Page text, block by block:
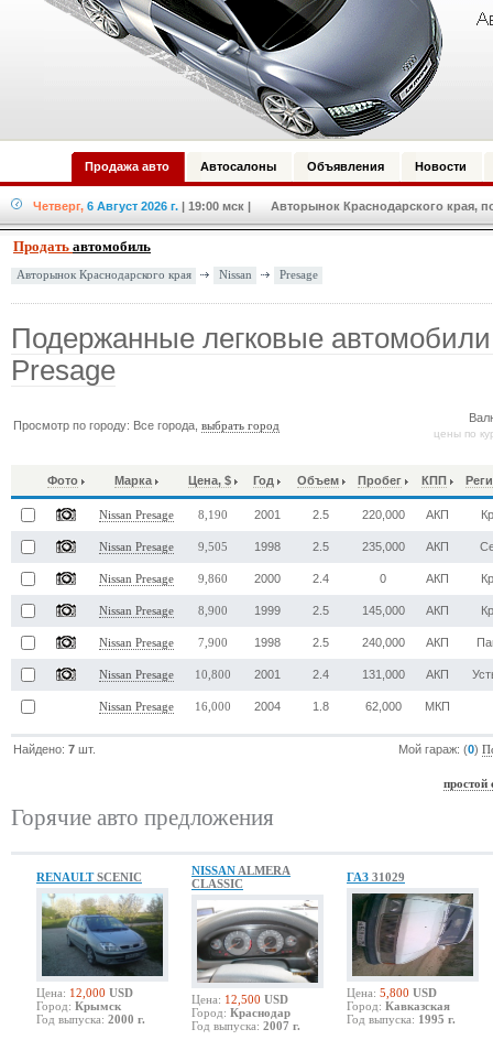
Продажа авто Автосалоны Объявления Новости
Четверг, 6 Август 2026 г. | 19:00 мск | Авторынок Краснодарского края,
Продать автомобиль
Авторынок Краснодарского края Nissan Presage
Подержанные легковые
Presage
Просмотр по городу: Все города,выбрать город
цены по
Фото Марка Цена, $ Год Объем Пробег КПП
Nissan Presage 8,190 2001 2.5 220,000 АКП
Nissan Presage 9,505 1998 2.5 235,000 АКП
Nissan Presage 9,860 2000 2.4 0 АКП
Nissan Presage 8,900 1999 2.5 145,000 АКП
Nissan Presage 7,900 1998 2.5 240,000 АКП
Nissan Presage 10,800 2001 2.4 131,000 АКП
Nissan Presage 16,000 2004 1.8 62,000 МКП
Найдено:7 шт. Мой гараж: (0)
простой
Горячие авто предложения
RENAULTSCENIC
Цена: 12,000 USD
Город: Крымск
Год выпуска: 2000 г.
NISSAN ALMERA
CLASSIC
Цена: 12,500 USD
Город: Краснодар
Год выпуска: 2007 г.
ГАЗ 31029
Цена: 5,800 USD
Город: Кавказская
Год выпуска: 1995 г.